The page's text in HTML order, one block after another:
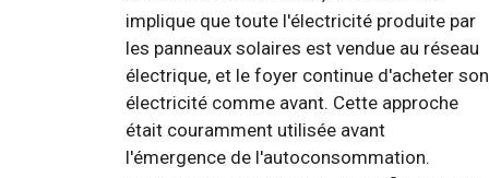
implique que toute l'électricité produite par
les panneaux solaires est vendue au réseau
électrique, et le foyer continue d'acheter son
électricité comme avant. Cette approche
était couramment utilisée avant
l'émergence de l'autoconsommation.